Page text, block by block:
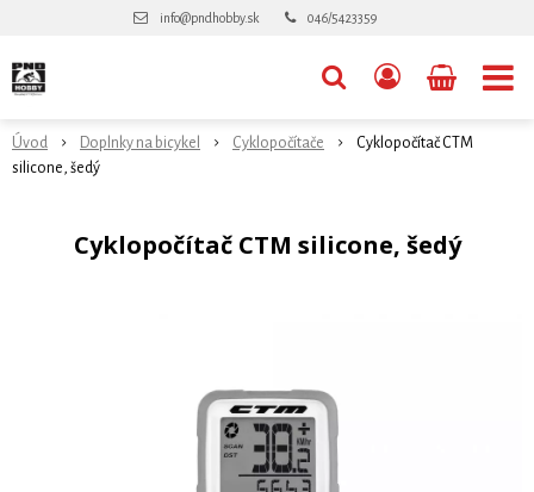
info@pndhobby.sk 046/5423359
Úvod Doplnky na bicykel Cyklopočítače
Cyklopočítač CTM
silicone, šedý
Cyklopočítač CTM silicone, šedý